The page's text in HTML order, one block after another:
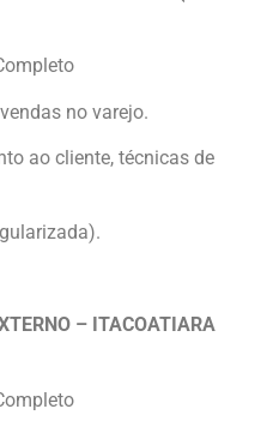
no varejo.
ao cliente, técnicas de
– ITACOATIARA